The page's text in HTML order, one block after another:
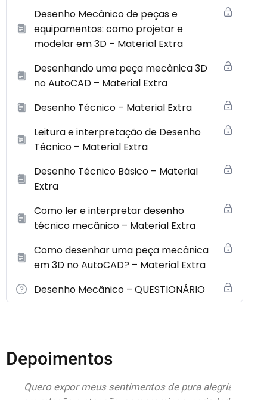
Desenho Mecânico de peças e
equipamentos: como projetar e
modelar em 3D – Material Extra
Desenhando uma peça mecânica 3D
no AutoCAD – Material Extra
Desenho Técnico – Material Extra
Leitura e interpretação de Desenho
Técnico – Material Extra
Desenho Técnico Básico – Material
Extra
Como ler e interpretar desenho
técnico mecânico – Material Extra
Como desenhar uma peça mecânica
em 3D no AutoCAD? – Material Extra
Desenho Mecânico – QUESTIONÁRIO
Depoimentos
Quero expor meus sentimentos de pura alegria